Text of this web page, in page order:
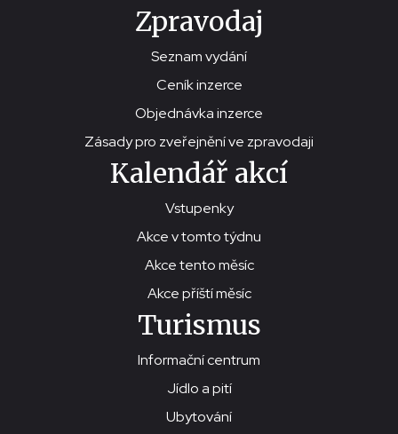
Zpravodaj
Seznam vydání
Ceník inzerce
Objednávka inzerce
Zásady pro zveřejnění ve zpravodaji
Kalendář akcí
Vstupenky
Akce v tomto týdnu
Akce tento měsíc
Akce příští měsíc
Turismus
Informační centrum
Jídlo a pití
Ubytování